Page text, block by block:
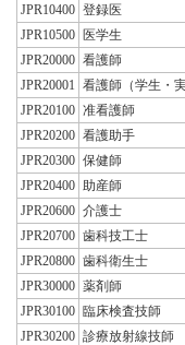
JPR10400 登録医
JPR10500 医学生
JPR20000 看護師
JPR20001
看護師（学生・実
JPR20100 准看護師
JPR20200 看護助手
JPR20300 保健師
JPR20400 助産師
JPR20600 介護士
JPR20700 歯科技工士
JPR20800 歯科衛生士
JPR30000 薬剤師
JPR30100 臨床検査技師
JPR30200 診療放射線技師